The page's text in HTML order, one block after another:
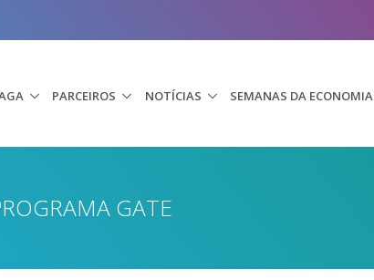
PARCEIROS NOTÍCIAS SEMANAS DA ECONOMIA
GATE